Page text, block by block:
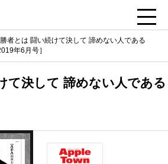
勝者とは 闘い続けて決して 諦めない人である
年6月号］
て決して 諦めない人である